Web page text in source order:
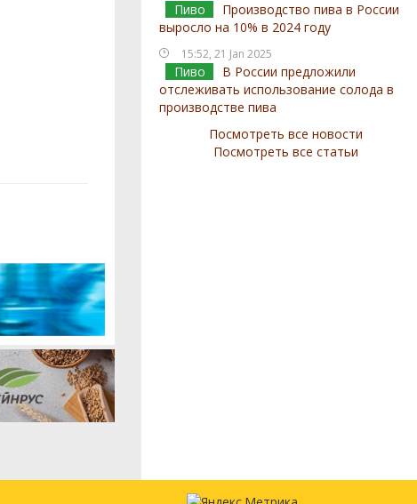
Пиво
Производство пива в России
выросло на 10% в 2024 году
15:52, 21 Jan 2025
Пиво
В России предложили
отслеживать использование солода в
производстве пива
Посмотреть все новости
Посмотреть все статьи